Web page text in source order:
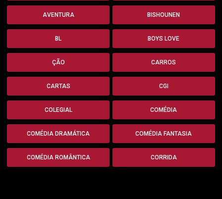
AVENTURA BISHOUNEN
BL BOYS LOVE
ÇÃO CARROS
CARTAS CGI
COLEGIAL COMÉDIA
COMÉDIA DRAMÁTICA COMÉDIA FANTASIA
COMÉDIA ROMÂNTICA CORRIDA